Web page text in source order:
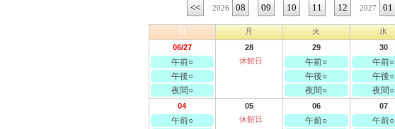
<< 2026 08 09 10 11 12 2027 01
日 月 火 水
06/27
午前○
午後○
夜間○
28
休館日
29
午前○
午後○
夜間○
30
午前○
午後○
夜間○
04
午前○
05
休館日
06
午前○
07
午前○